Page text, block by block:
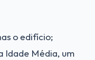
o edifício;
Idade Média, um